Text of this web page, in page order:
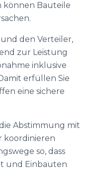
können Bauteile
den Verteiler,
zur Leistung
inklusive
erfüllen Sie
eine sichere
Abstimmung mit
koordinieren
so, dass
und Einbauten